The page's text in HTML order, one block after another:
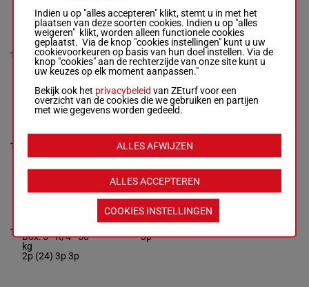
13
BELLEZZO
Mouesan H.
Martins Novais
T. J.
Box: 13 - H/3 -
58 kg
13p 7p
H/3 58 kg 13p 7p 13
14
Lecoeuvre C.-
58 kg
(24) 5p 7p
58 kg (24) 5p 7p14
15
Box: 5 -R/4 -58
kg
2p (24) 3p 3p
3p
Indien u op "alles accepteren" klikt, stemt u in met het
plaatsen van deze soorten cookies. Indien u op "alles
weigeren" klikt, worden alleen functionele cookies
geplaatst. Via de knop "cookies instellingen" kunt u uw
cookievoorkeuren op basis van hun doel instellen. Via de
knop "cookies" aan de rechterzijde van onze site kunt u
uw keuzes op elk moment aanpassen."
Bekijk ook het privacybeleid van ZEturf voor een
overzicht van de cookies die we gebruiken en partijen
met wie gegevens worden gedeeld.
ALLES ACCEPTEREN
ALLES AFWIJZEN
COOKIES INSTELLINGEN